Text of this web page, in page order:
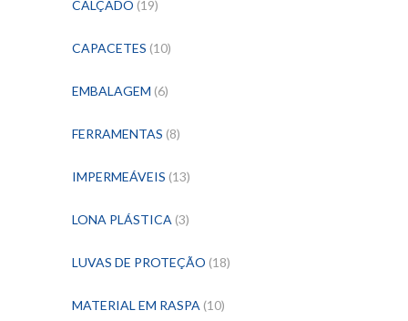
CALÇADO (19)
CAPACETES (10)
EMBALAGEM (6)
FERRAMENTAS (8)
IMPERMEÁVEIS (13)
LONA PLÁSTICA (3)
LUVAS DE PROTEÇÃO (18)
MATERIAL EM RASPA (10)